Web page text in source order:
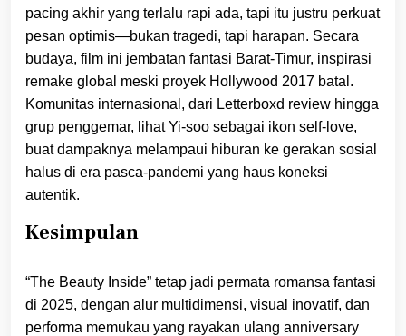
pacing akhir yang terlalu rapi ada, tapi itu justru perkuat
pesan optimis—bukan tragedi, tapi harapan. Secara
budaya, film ini jembatan fantasi Barat-Timur, inspirasi
remake global meski proyek Hollywood 2017 batal.
Komunitas internasional, dari Letterboxd review hingga
grup penggemar, lihat Yi-soo sebagai ikon self-love,
buat dampaknya melampaui hiburan ke gerakan sosial
halus di era pasca-pandemi yang haus koneksi
autentik.
Kesimpulan
“The Beauty Inside” tetap jadi permata romansa fantasi
di 2025, dengan alur multidimensi, visual inovatif, dan
performa memukau yang rayakan ulang anniversary